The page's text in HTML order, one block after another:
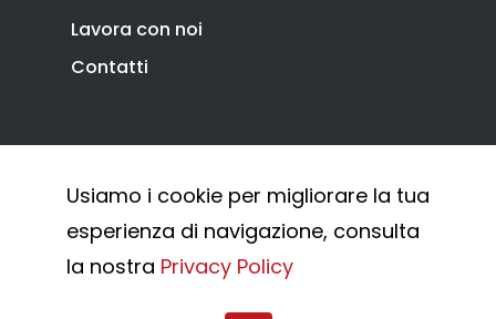
Lavora con noi
Contatti
Privacy Policy
Cookie Policy
Whistleblowing
© 2026 Combi Arialdo.
Usiamo i cookie per migliorare la tua
esperienza di navigazione, consulta
la nostra Privacy Policy